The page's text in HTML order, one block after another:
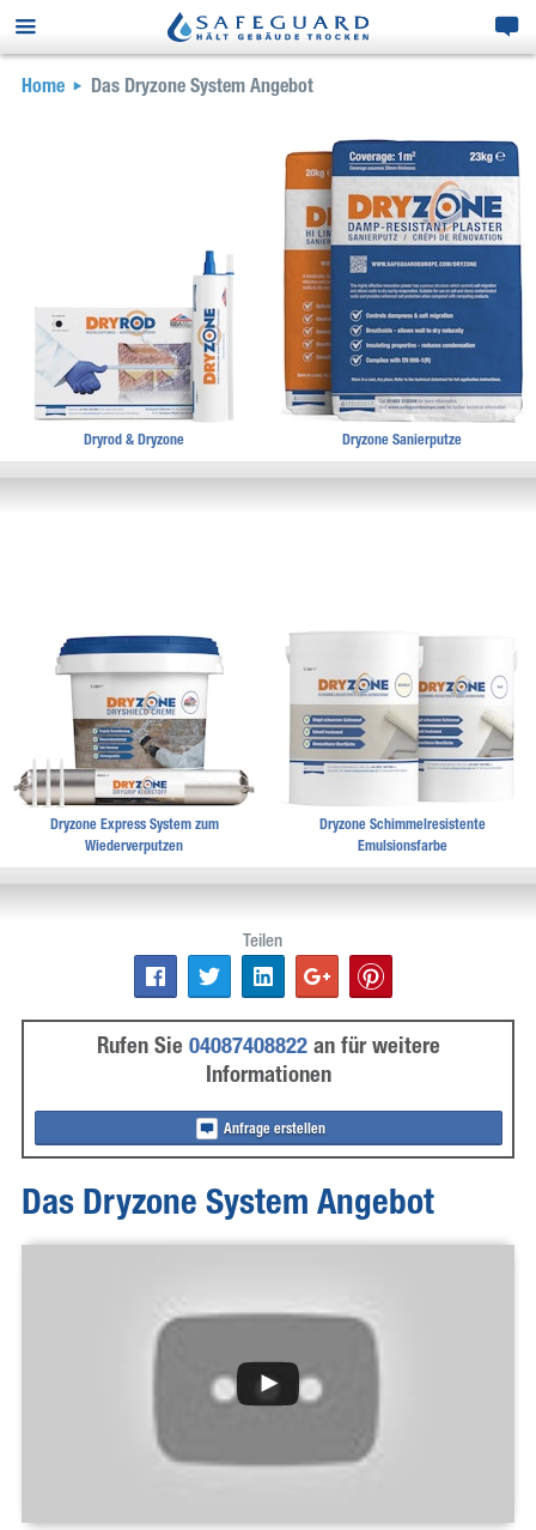
Home Das Dryzone System Angebot
Dryrod & Dryzone Dryzone Sanierputze
Dryzone Express System zum
Wiederverputzen
Dryzone Schimmelresistente
Emulsionsfarbe
Rufen Sie 04087408822an für weitere
Informationen
Anfrage erstellen
Das Dryzone System Angebot